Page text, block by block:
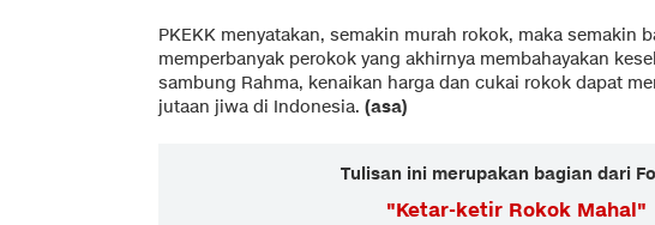
PKEKK menyatakan, semakin murah rokok, maka semakin
memperbanyak perokok yang akhirnya membahayakan
sambung Rahma, kenaikan harga dan cukai rokok dapat
jutaan jiwa di Indonesia. (asa)
Tulisan ini merupakan bagian dari
"Ketar-ketir Rokok Mahal"